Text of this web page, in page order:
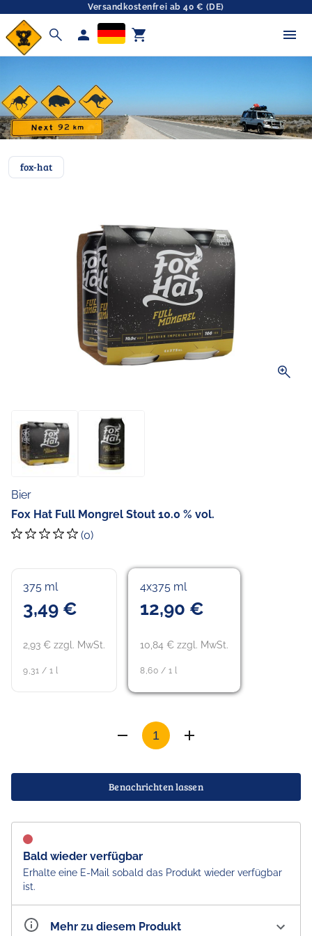
Versandkostenfrei ab 40 € (DE)
search person shopping_cart
fox-hat
zoom_in
Bier
Fox Hat Full Mongrel Stout 10.0 % vol.
(0)
375 ml
3,49 €
2,93 € zzgl. MwSt.
9,31 / 1 l
4x375 ml
12,90 €
10,84 € zzgl. MwSt.
8,60 / 1 l
Benachrichten lassen
Bald wieder verfügbar
Erhalte eine E-Mail sobald das Produkt wieder verfügbar
ist.
Mehr zu diesem Produkt